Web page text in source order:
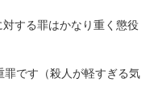
する罪はかなり重く懲役
です（殺人が軽すぎる気